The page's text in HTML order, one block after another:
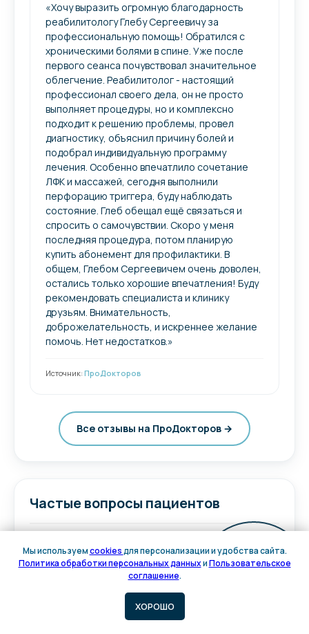
«Хочу выразить огромную благодарность
реабилитологу Глебу Сергеевичу за
профессиональную помощь! Обратился с
хроническими болями в спине. Уже после
первого сеанса почувствовал значительное
облегчение. Реабилитолог - настоящий
профессионал своего дела, он не просто
выполняет процедуры, но и комплексно
подходит к решению проблемы, провел
диагностику, объяснил причину болей и
подобрал индивидуальную программу
лечения. Особенно впечатлило сочетание
ЛФК​ и массажей​, сегодня выполнили
перфорацию триггера, буду наблюдать
состояние. Глеб обещал ещё связаться и
спросить о самочувствии. Скоро у меня
последняя процедура, потом планирую
купить абонемент для профилактики. В
общем, Глебом Сергеевичем очень доволен,
остались только хорошие впечатления! Буду
рекомендовать специалиста и клинику
друзьям. Внимательность,
доброжелательность, и искреннее желание
помочь. Нет недостатков.»
Источник: ПроДокторов
Все отзывы на ПроДокторов →
Частые вопросы пациентов
С какого возраста принимает
Глеб Сергеевич?
детей с 6 лет
взрослых. По отзывам — много
Мы используемcookiesдля персонализации и удобства сайта.
Политика обработки персональных данныхиПользовательское
соглашение.
ХОРОШО
Онлайн